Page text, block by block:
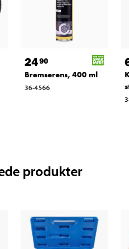
2490
Bremserens, 400 ml
36-4566
produkter